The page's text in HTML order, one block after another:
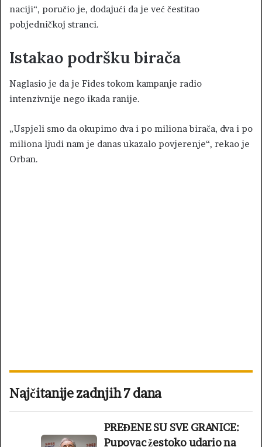
naciji“, poručio je, dodajući da je već čestitao
pobjedničkoj stranci.
Istakao podršku birača
Naglasio je da je Fides tokom kampanje radio
intenzivnije nego ikada ranije.
„Uspjeli smo da okupimo dva i po miliona birača, dva i po
miliona ljudi nam je danas ukazalo povjerenje“, rekao je
Orban.
Najčitanije zadnjih 7 dana
PREĐENE SU SVE GRANICE:
Pupovac žestoko udario na